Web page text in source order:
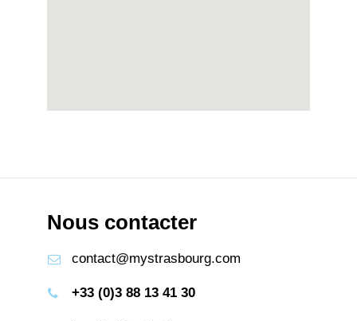
Nous contacter
contact@mystrasbourg.com
+33 (0)3 88 13 41 30